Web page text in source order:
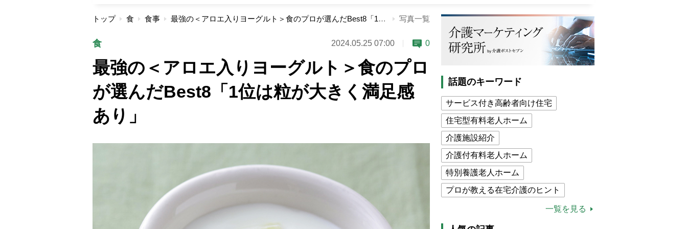
トップ 食 食事 最強の＜アロエ入りヨーグルト＞食のプロが選んだBest8「1位は粒が大きく満足感あり」 写真一覧
食 2024.05.25 07:00 0
最強の＜アロエ入りヨーグルト＞食のプロ
が選んだBest8「1位は粒が大きく満足感
あり」
話題のキーワード
サービス付き高齢者向け住宅
住宅型有料老人ホーム
介護施設紹介
介護付有料老人ホーム
特別養護老人ホーム
プロが教える在宅介護のヒント
介護食
高木ブー
ケアマネジャー
一覧を見る